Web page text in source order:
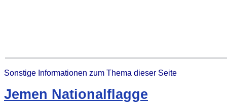
Sonstige Informationen zum Thema dieser Seite
Jemen Nationalflagge